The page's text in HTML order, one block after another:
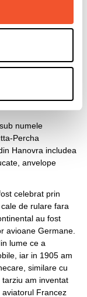
numele
Percha
Hanovra includea
anvelope
celebrat prin
de rulare fara
au fost
avioane Germane.
lume ce a
iar in 1905 am
similare cu
am inventat
Francez